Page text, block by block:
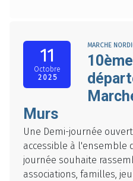
11
Octobre
2025
MARCHE
Murs
Une Demi-journée
accessible à l'ensemble
journée souhaite
associations, familles,